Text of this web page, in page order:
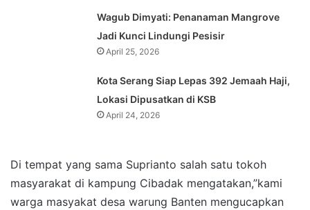
Wagub Dimyati: Penanaman Mangrove
Jadi Kunci Lindungi Pesisir
April 25, 2026
Kota Serang Siap Lepas 392 Jemaah Haji,
Lokasi Dipusatkan di KSB
April 24, 2026
Di tempat yang sama Suprianto salah satu tokoh
masyarakat di kampung Cibadak mengatakan,”kami
warga masyakat desa warung Banten mengucapkan